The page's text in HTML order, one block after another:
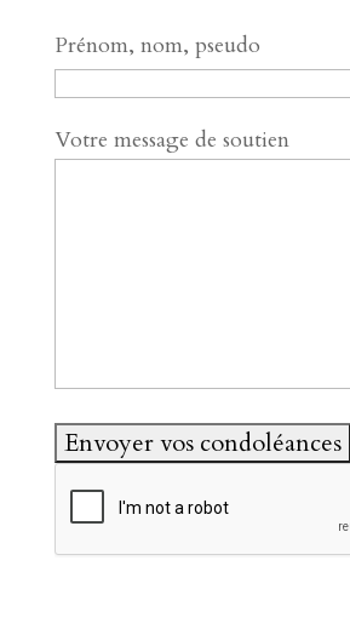
Prénom, nom, pseudo
Votre message de soutien